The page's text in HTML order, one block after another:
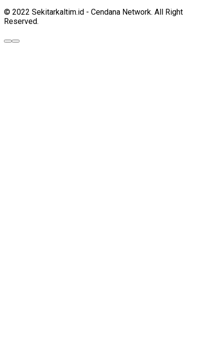
© 2022 Sekitarkaltim.id - Cendana Network. All Right
Reserved.